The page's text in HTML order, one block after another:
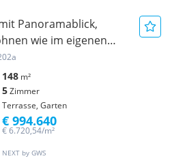
Panora­ma­blick,
wie im eigenen
148 m²
5Zimmer
Terrasse, Garten
NEXT by GWS
€ 6.720,54/m²
€ 994.640